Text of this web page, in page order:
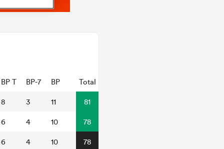
BP T BP-7 BP Total
8 3 11 81
6 4 10 78
6 4 10 78